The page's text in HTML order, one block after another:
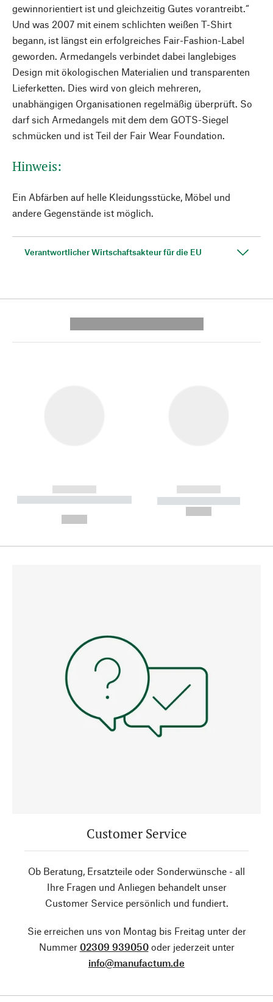
gewinnorientiert ist und gleichzeitig Gutes vorantreibt.“
Und was 2007 mit einem schlichten weißen T-Shirt
begann, ist längst ein erfolgreiches Fair-Fashion-Label
geworden. Armedangels verbindet dabei langlebiges
Design mit ökologischen Materialien und transparenten
Lieferketten. Dies wird von gleich mehreren,
unabhängigen Organisationen regelmäßig überprüft. So
darf sich Armedangels mit dem dem GOTS-Siegel
schmücken und ist Teil der Fair Wear Foundation.
Hinweis:
Ein Abfärben auf helle Kleidungsstücke, Möbel und
andere Gegenstände ist möglich.
Verantwortlicher Wirtschaftsakteur für die EU
------------
----------- ----------- --------
------------
----------- -----------
Customer Service
Ob Beratung, Ersatzteile oder Sonderwünsche - all
Ihre Fragen und Anliegen behandelt unser
Customer Service persönlich und fundiert.
Sie erreichen uns von Montag bis Freitag unter der
Nummer 02309 939050oder jederzeit unter
info@manufactum.de